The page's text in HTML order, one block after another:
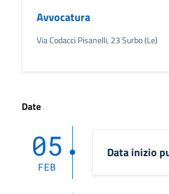
Avvocatura
Via Codacci Pisanelli, 23 Surbo (Le)
Date
05
FEB
Data inizio